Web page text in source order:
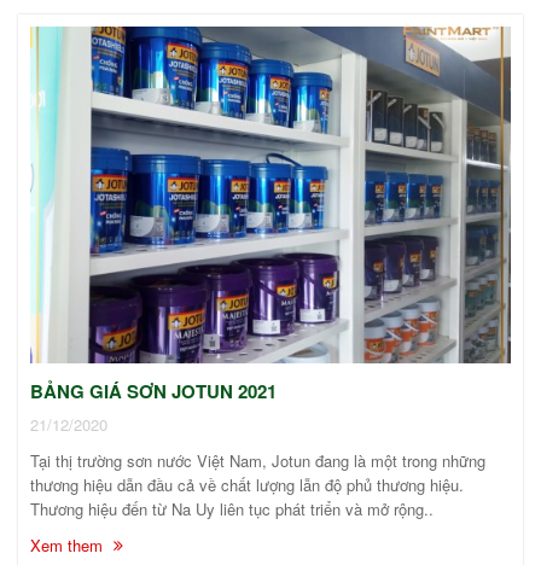
BẢNG GIÁ SƠN JOTUN 2021
21/12/2020
Tại thị trường sơn nước Việt Nam, Jotun đang là một trong những
thương hiệu dẫn đầu cả về chất lượng lẫn độ phủ thương hiệu.
Thương hiệu đến từ Na Uy liên tục phát triển và mở rộng..
Xem them